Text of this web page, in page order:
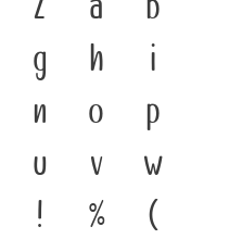
g h
i
n o
p
u v
w
! %
(